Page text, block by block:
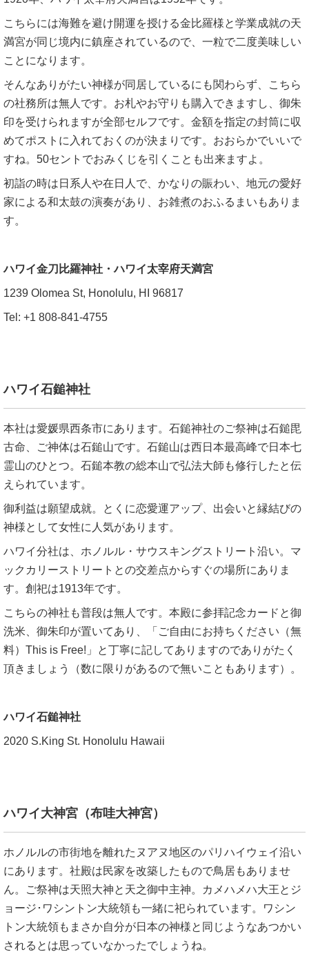
こちらには海難を避け開運を授ける金比羅様と学業成就の天
満宮が同じ境内に鎮座されているので、一粒で二度美味しい
ことになります。
そんなありがたい神様が同居しているにも関わらず、こちら
の社務所は無人です。お札やお守りも購入できますし、御朱
印を受けられますが全部セルフです。金額を指定の封筒に収
めてポストに入れておくのが決まりです。おおらかでいいで
すね。50セントでおみくじを引くことも出来ますよ。
初詣の時は日系人や在日人で、かなりの賑わい、地元の愛好
家による和太鼓の演奏があり、お雑煮のおふるまいもありま
す。
ハワイ金刀比羅神社・ハワイ太宰府天満宮
1239 Olomea St, Honolulu, HI 96817
Tel: +1 808-841-4755
ハワイ石鎚神社
本社は愛媛県西条市にあります。石鎚神社のご祭神は石鎚毘
古命、ご神体は石鎚山です。石鎚山は西日本最高峰で日本七
霊山のひとつ。石鎚本教の総本山で弘法大師も修行したと伝
えられています。
御利益は願望成就。とくに恋愛運アップ、出会いと縁結びの
神様として女性に人気があります。
ハワイ分社は、ホノルル・サウスキングストリート沿い。マ
ックカリーストリートとの交差点からすぐの場所にありま
す。創祀は1913年です。
こちらの神社も普段は無人です。本殿に参拝記念カードと御
洗米、御朱印が置いてあり、「ご自由にお持ちください（無
料）This is Free!」と丁寧に記してありますのでありがたく
頂きましょう（数に限りがあるので無いこともあります）。
ハワイ石鎚神社
2020 S.King St. Honolulu Hawaii
ハワイ大神宮（布哇大神宮）
ホノルルの市街地を離れたヌアヌ地区のパリハイウェイ沿い
にあります。社殿は民家を改築したもので鳥居もありませ
ん。ご祭神は天照大神と天之御中主神。カメハメハ大王とジ
ョージ･ワシントン大統領も一緒に祀られています。ワシン
トン大統領もまさか自分が日本の神様と同じようなあつかい
されるとは思っていなかったでしょうね。